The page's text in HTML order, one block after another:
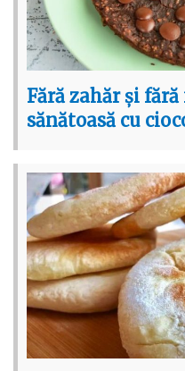
Fără zahăr și
sănătoasă cu